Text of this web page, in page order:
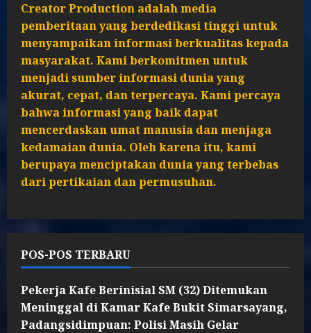
Creator Production adalah media
pemberitaan yang berdedikasi tinggi untuk
menyampaikan informasi berkualitas kepada
masyarakat. Kami berkomitmen untuk
menjadi sumber informasi dunia yang
akurat, cepat, dan terpercaya. Kami percaya
bahwa informasi yang baik dapat
mencerdaskan umat manusia dan menjaga
kedamaian dunia. Oleh karena itu, kami
berupaya menciptakan dunia yang terbebas
dari pertikaian dan permusuhan.
POS-POS TERBARU
Pekerja Kafe Berinisial SM (32) Ditemukan
Meninggal di Kamar Kafe Bukit Simarsayang,
Padangsidimpuan: Polisi Masih Gelar